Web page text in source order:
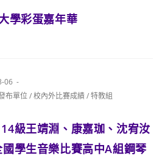
學彩蛋嘉年華
06
布單位/校內外比賽成績/特教組
級王靖淵、康嘉珈、沈宥汝
學生音樂比賽高中A組鋼琴